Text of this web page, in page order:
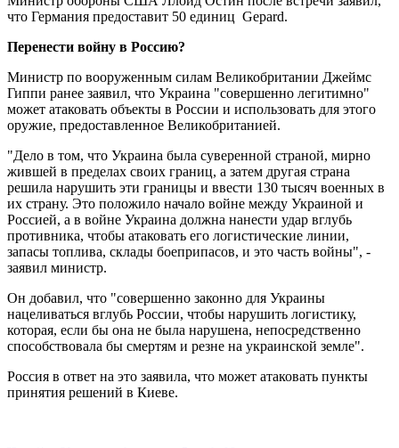
что Германия предоставит 50 единиц Gepard.
Перенести войну в Россию?
Министр по вооруженным силам Великобритании Джеймс
Гиппи ранее заявил, что Украина "совершенно легитимно"
может атаковать объекты в России и использовать для этого
оружие, предоставленное Великобританией.
"Дело в том, что Украина была суверенной страной, мирно
жившей в пределах своих границ, а затем другая страна
решила нарушить эти границы и ввести 130 тысяч военных в
их страну. Это положило начало войне между Украиной и
Россией, а в войне Украина должна нанести удар вглубь
противника, чтобы атаковать его логистические линии,
запасы топлива, склады боеприпасов, и это часть войны", -
заявил министр.
Он добавил, что "совершенно законно для Украины
нацеливаться вглубь России, чтобы нарушить логистику,
которая, если бы она не была нарушена, непосредственно
способствовала бы смертям и резне на украинской земле".
Россия в ответ на это заявила, что может атаковать пункты
принятия решений в Киеве.